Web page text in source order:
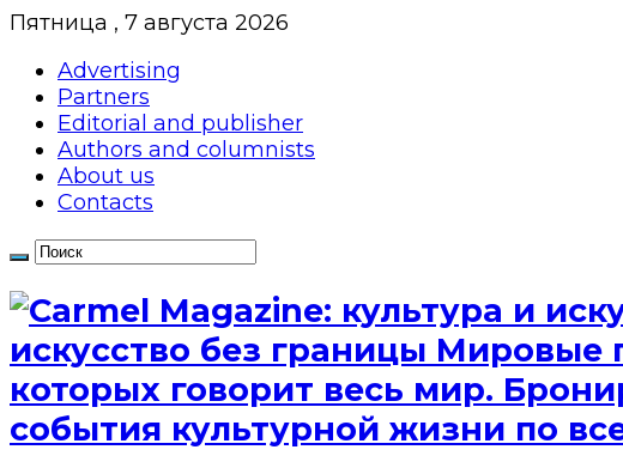
Пятница , 7 августа 2026
Advertising
Partners
Editorial and publisher
Authors and columnists
About us
Contacts
искусство без границы
которых говорит весь мир.
события культурной жизни по